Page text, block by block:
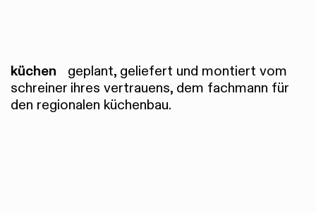
küchen geplant, geliefert und montiert vom
schreiner ihres vertrauens, dem fachmann für
den regionalen küchenbau.